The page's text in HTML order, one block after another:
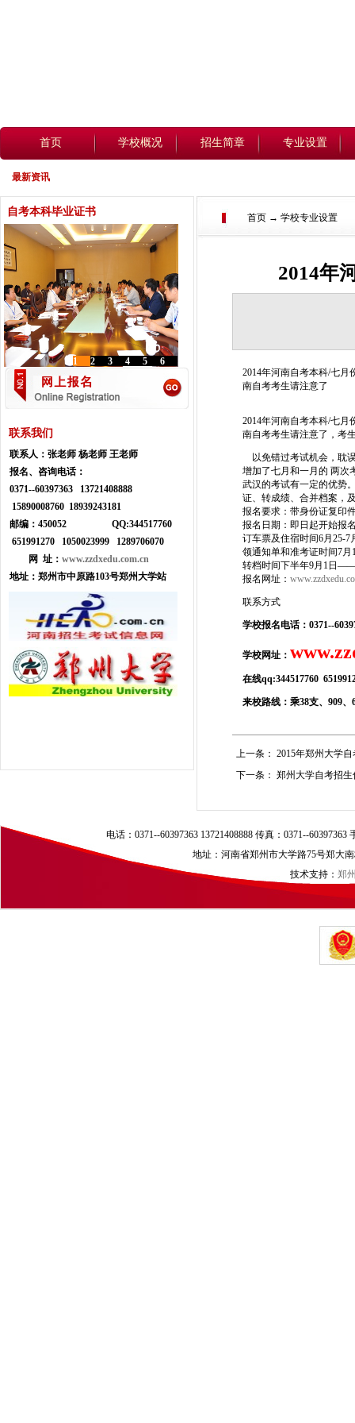
首页 学校概况 招生简章 专业设置
最新资讯
自考本科毕业证书
6
5
4
3
2
1
联系我们
联系人： 张老师 杨老师 王老师
报名、咨询电话：
0371--60397363 13721408888
15890008760 18939243181
邮编：450052 QQ:344517760
651991270 1050023999
1289706070
网 址： www.zzdxedu.com.cn
地址： 郑州市中原路103号郑州大学站
首页 → 学校专业设置
2014年
2014年河南自考本科/七月
南自考考生请注意了
2014年河南自考本科/七月
南自考考生请注意了，考
以免错过考试机会，耽
增加了七月和一月的 两次
武汉的考试有一定的优势
证、转成绩、合并档案，
报名要求：带身份证复印
报名日期：即日起开始报
订车票及住宿时间6月25-7
领通知单和准考证时间7月
转档时间下半年9月1日
报名网址：
联系方式
学校报名电话：0371--
学校网址：
在线qq:344517760
来校路线：乘38支、909
上一条： 2015年郑州大学
下一条： 郑州大学自考招生
电话：0371--60397363 13721408888 传真：0371--
地址：河南省郑州市大学路75号郑大
技术支持： 郑